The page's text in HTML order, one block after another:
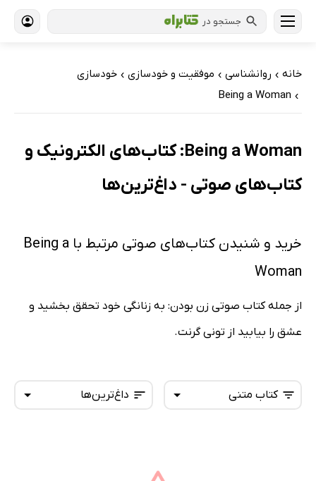
جستجو در
خانه › روانشناسی › موفقیت و خودسازی › خودسازی
›
Being a Woman
Being a Woman: کتاب‌های الکترونیک و
کتاب‌های صوتی - داغ‌ترین‌ها
خرید و شنیدن کتاب‌های صوتی مرتبط با Being a
Woman
از جمله کتاب صوتی زن بودن: به زنانگی خود تحقق بخشید و
عشق را بیابید از تونی گرنت.
داغ‌ترین‌ها کتاب متنی